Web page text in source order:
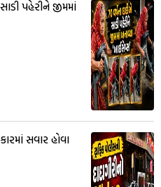
પહેરીને જીમમાં
સવાર હોવા